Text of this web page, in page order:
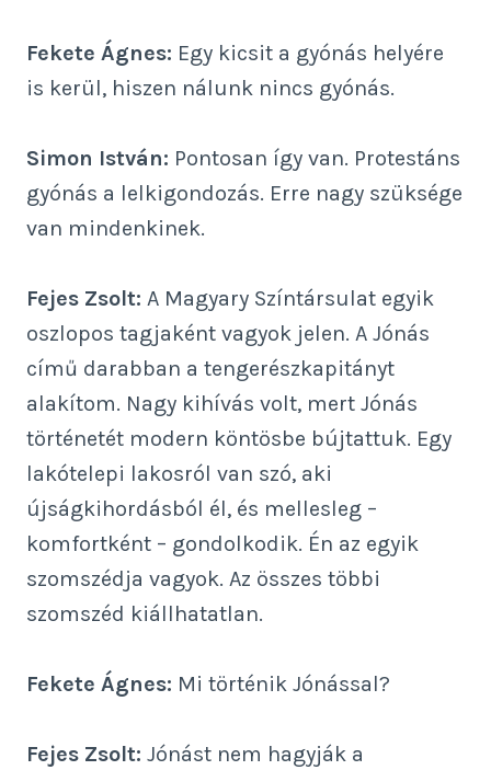
Fekete Ágnes: Egy kicsit a gyónás helyére
is kerül, hiszen nálunk nincs gyónás.
Simon István: Pontosan így van. Protestáns
gyónás a lelkigondozás. Erre nagy szüksége
van mindenkinek.
Fejes Zsolt: A Magyary Színtársulat egyik
oszlopos tagjaként vagyok jelen. A Jónás
című darabban a tengerészkapitányt
alakítom. Nagy kihívás volt, mert Jónás
történetét modern köntösbe bújtattuk. Egy
lakótelepi lakosról van szó, aki
újságkihordásból él, és mellesleg –
komfortként – gondolkodik. Én az egyik
szomszédja vagyok. Az összes többi
szomszéd kiállhatatlan.
Fekete Ágnes: Mi történik Jónással?
Fejes Zsolt: Jónást nem hagyják a